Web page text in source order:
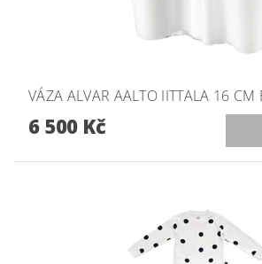
VÁZA ALVAR AALTO IITTALA 16 CM
6 500 Kč